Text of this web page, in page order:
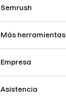
Semrush
Más herramientas
Empresa
Asistencia